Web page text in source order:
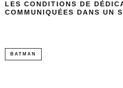
LES CONDITIONS DE
COMMUNIQUÉES DANS UN
BATMAN